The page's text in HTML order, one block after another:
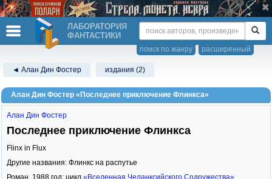
ЛАБОРАТОРИЯ
ФАНТАСТИКИ
расширенный
поиск по жанру
◄ Алан Дин Фостер издания (2)
Алан Дин Фостер «Последнее приключение Флинкса»
Алан Дин Фостер
Последнее приключение Флинкса
Flinx in Flux
Другие названия: Флинкс на распутье
Роман, 1988 год; цикл «Вселенная Челанксийского Содружества»